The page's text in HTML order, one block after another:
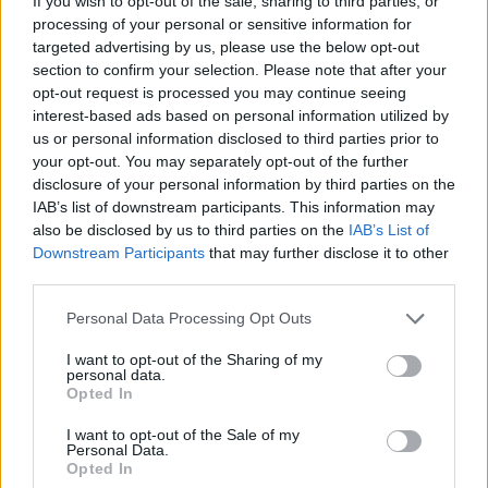
processing of your personal or sensitive information for
targeted advertising by us, please use the below opt-out
section to confirm your selection. Please note that after your
opt-out request is processed you may continue seeing
interest-based ads based on personal information utilized by
us or personal information disclosed to third parties prior to
your opt-out. You may separately opt-out of the further
disclosure of your personal information by third parties on the
IAB’s list of downstream participants. This information may
also be disclosed by us to third parties on the IAB’s List of
Downstream Participants that may further disclose it to other
Personal Data Processing Opt Outs
I want to opt-out of the Sharing of my
personal data.
Opted In
I want to opt-out of the Sale of my
Personal Data.
Opted In
Wypadanie włosów po odstawieniu
antykoncepcji dwuskładnikowe
Cześć, Odstawiłam tabletki antykoncepcyjne 3
miesiace temu, cykle powróciły regularne,
hormony sa prawidłowe. Jednakze zauważyłam
zwiększone wypadanie włosów oraz pieczenie
skory glowy przy dotyku. Kiedy u Was po
odstawieniu antykoncepcji ustabilizowało sie i
zmniejszyło wypadanie włosów? Też miałyście
Forum:
Ginekologia - forum dla rodziny i
pacjentki
POWIĄZANE
Tematy przezierność karkowa spirala
embolizacja mięśniaków macicy
ropień gruczołu bartholina
Reklama: